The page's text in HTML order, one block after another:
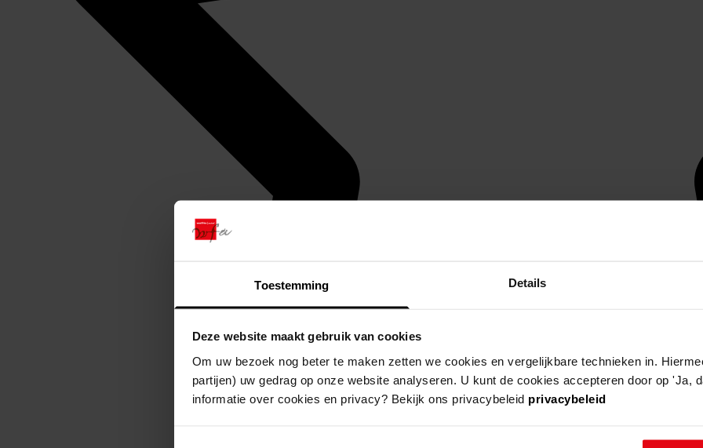
Toestemming Details
Deze website maakt gebruik van cookies
Om uw bezoek nog beter te maken zetten we cookies en vergelijkbare technieken in.
partijen) uw gedrag op onze website analyseren. U kunt de cookies accepteren door op 'Ja,
informatie over cookies en privacy? Bekijk ons privacybeleid privacybeleid